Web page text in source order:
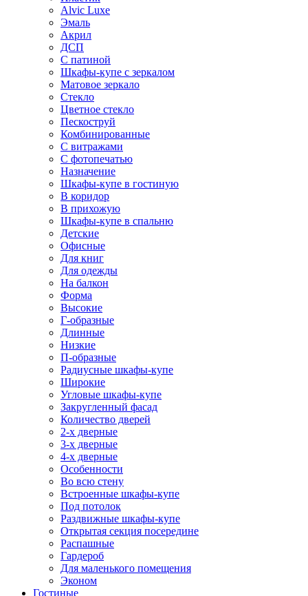
Alvic Luxe
Эмаль
Акрил
ДСП
С патиной
Шкафы-купе с зеркалом
Матовое зеркало
Стекло
Цветное стекло
Пескоструй
Комбинированные
С витражами
С фотопечатью
Назначение
Шкафы-купе в гостиную
В коридор
В прихожую
Шкафы-купе в спальню
Детские
Офисные
Для книг
Для одежды
На балкон
Форма
Высокие
Г-образные
Длинные
Низкие
П-образные
Радиусные шкафы-купе
Широкие
Угловые шкафы-купе
Закругленный фасад
Количество дверей
2-х дверные
3-х дверные
4-х дверные
Особенности
Во всю стену
Встроенные шкафы-купе
Под потолок
Раздвижные шкафы-купе
Открытая секция посередине
Распашные
Гардероб
Для маленького помещения
Эконом
Гостиные